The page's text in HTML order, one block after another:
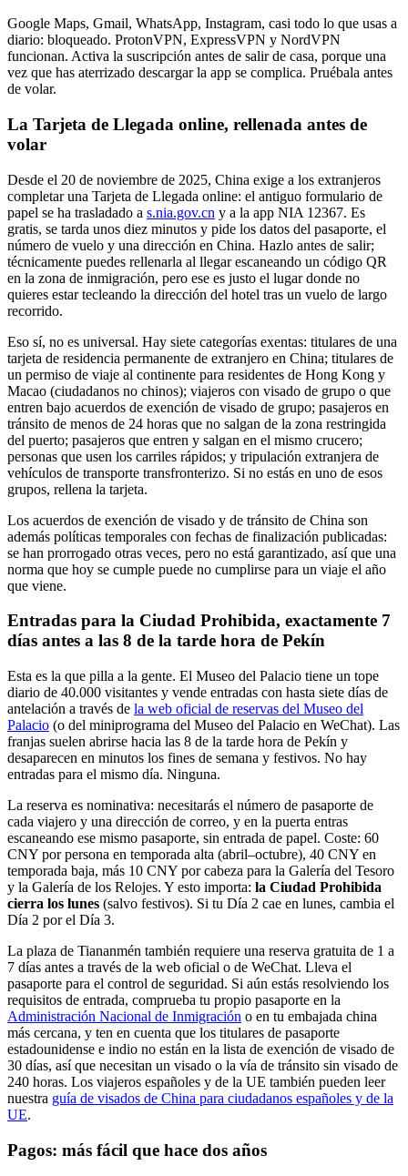
Google Maps, Gmail, WhatsApp, Instagram, casi todo lo que usas a
diario: bloqueado. ProtonVPN, ExpressVPN y NordVPN
funcionan. Activa la suscripción antes de salir de casa, porque una
vez que has aterrizado descargar la app se complica. Pruébala antes
de volar.
La Tarjeta de Llegada online, rellenada antes de
volar
Desde el 20 de noviembre de 2025, China exige a los extranjeros
completar una Tarjeta de Llegada online: el antiguo formulario de
papel se ha trasladado a s.nia.gov.cn y a la app NIA 12367. Es
gratis, se tarda unos diez minutos y pide los datos del pasaporte, el
número de vuelo y una dirección en China. Hazlo antes de salir;
técnicamente puedes rellenarla al llegar escaneando un código QR
en la zona de inmigración, pero ese es justo el lugar donde no
quieres estar tecleando la dirección del hotel tras un vuelo de largo
recorrido.
Eso sí, no es universal. Hay siete categorías exentas: titulares de una
tarjeta de residencia permanente de extranjero en China; titulares de
un permiso de viaje al continente para residentes de Hong Kong y
Macao (ciudadanos no chinos); viajeros con visado de grupo o que
entren bajo acuerdos de exención de visado de grupo; pasajeros en
tránsito de menos de 24 horas que no salgan de la zona restringida
del puerto; pasajeros que entren y salgan en el mismo crucero;
personas que usen los carriles rápidos; y tripulación extranjera de
vehículos de transporte transfronterizo. Si no estás en uno de esos
grupos, rellena la tarjeta.
Los acuerdos de exención de visado y de tránsito de China son
además políticas temporales con fechas de finalización publicadas:
se han prorrogado otras veces, pero no está garantizado, así que una
norma que hoy se cumple puede no cumplirse para un viaje el año
que viene.
Entradas para la Ciudad Prohibida, exactamente 7
días antes a las 8 de la tarde hora de Pekín
Esta es la que pilla a la gente. El Museo del Palacio tiene un tope
diario de 40.000 visitantes y vende entradas con hasta siete días de
antelación a través de la web oficial de reservas del Museo del
Palacio (o del miniprograma del Museo del Palacio en WeChat). Las
franjas suelen abrirse hacia las 8 de la tarde hora de Pekín y
desaparecen en minutos los fines de semana y festivos. No hay
entradas para el mismo día. Ninguna.
La reserva es nominativa: necesitarás el número de pasaporte de
cada viajero y una dirección de correo, y en la puerta entras
escaneando ese mismo pasaporte, sin entrada de papel. Coste: 60
CNY por persona en temporada alta (abril–octubre), 40 CNY en
temporada baja, más 10 CNY por cabeza para la Galería del Tesoro
y la Galería de los Relojes. Y esto importa: la Ciudad Prohibida
cierra los lunes (salvo festivos). Si tu Día 2 cae en lunes, cambia el
Día 2 por el Día 3.
La plaza de Tiananmén también requiere una reserva gratuita de 1 a
7 días antes a través de la web oficial o de WeChat. Lleva el
pasaporte para el control de seguridad. Si aún estás resolviendo los
requisitos de entrada, comprueba tu propio pasaporte en la
Administración Nacional de Inmigración o en tu embajada china
más cercana, y ten en cuenta que los titulares de pasaporte
estadounidense e indio no están en la lista de exención de visado de
30 días, así que necesitan un visado o la vía de tránsito sin visado de
240 horas. Los viajeros españoles y de la UE también pueden leer
nuestra guía de visados de China para ciudadanos españoles y de la
UE.
Pagos: más fácil que hace dos años